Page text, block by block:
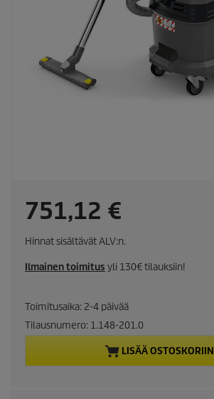
C
u
r
r
e
n
751,12 €
Hinnat sisältävät ALV:n.
Ilmainen toimitus yli 130€ tilauksiin!
Toimitusaika: 2-4 päivää
Tilausnumero: 1.148-201.0
LISÄÄ OSTOSKORIIN